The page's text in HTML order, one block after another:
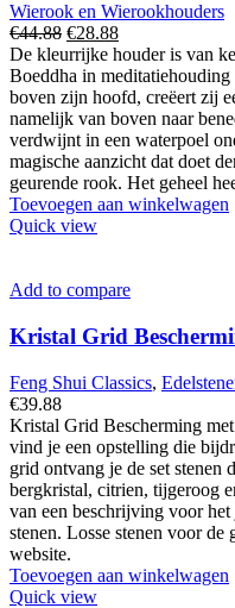
Wierook en Wierookhouders
€44.88 Oorspronkelijke
prijs
was:
€44.88.
€28.88Huidige
prijs
is:
€28.88.
De kleurrijke houder is van
Boeddha in
boven zijn hoofd, creëert zij
namelijk van boven naar
verdwijnt in een waterpoel
magische aanzicht dat doet
geurende rook. Het geheel
Toevoegen aan winkelwagen
Quick view
Add to compare
Kristal Grid
Feng Shui Classics,
€39.88
Kristal Grid Bescherming
vind je een opstelling die
grid ontvang je de set stenen
bergkristal, citrien, tijgeroog
van een beschrijving voor
stenen. Losse stenen voor de
website.
Toevoegen aan winkelwagen
Quick view